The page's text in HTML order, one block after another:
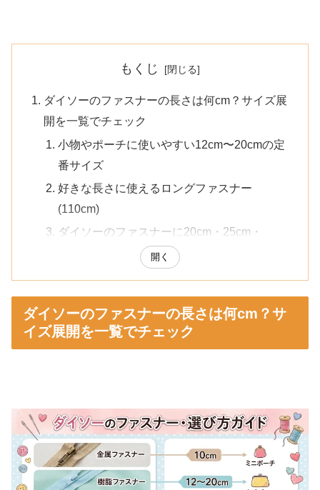
もくじ
ダイソーのファスナーの長さは何cm？サイズ展
開を一覧でチェック
小物やポーチに使いやすい12cm〜20cmの定
番サイズ
好きな長さに使えるロングファスナー
(110cm)
ダイソーのファスナーに20cm・25cm・
の別のおすすめサイズ
ダイソーのファスナーの種類は？手芸で使いや
すいタイプを解説
ダイソーの玉付き・リングカラーファスナ
ー
好きな長さに使えるマルチロングファスナ
ー
開く
ダイソーのファスナーの長さは何cm？サ
イズ展開を一覧でチェック